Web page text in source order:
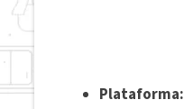
Plataforma: